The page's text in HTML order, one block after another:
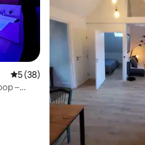
Gemiddelde beoordeling van 5
5 (38)
–